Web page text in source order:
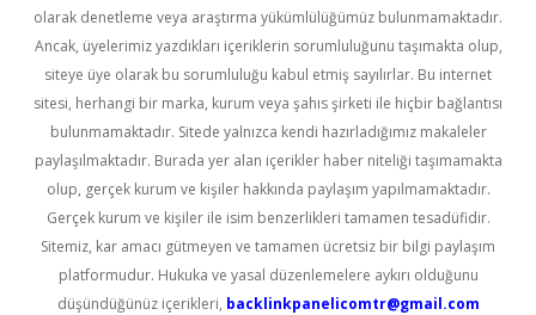
olarak denetleme veya araştırma yükümlülüğümüz bulunmamaktadır.
Ancak, üyelerimiz yazdıkları içeriklerin sorumluluğunu taşımakta olup,
siteye üye olarak bu sorumluluğu kabul etmiş sayılırlar. Bu internet
sitesi, herhangi bir marka, kurum veya şahıs şirketi ile hiçbir bağlantısı
bulunmamaktadır. Sitede yalnızca kendi hazırladığımız makaleler
paylaşılmaktadır. Burada yer alan içerikler haber niteliği taşımamakta
olup, gerçek kurum ve kişiler hakkında paylaşım yapılmamaktadır.
Gerçek kurum ve kişiler ile isim benzerlikleri tamamen tesadüfidir.
Sitemiz, kar amacı gütmeyen ve tamamen ücretsiz bir bilgi paylaşım
platformudur. Hukuka ve yasal düzenlemelere aykırı olduğunu
düşündüğünüz içerikleri, backlinkpanelicomtr@gmail.com